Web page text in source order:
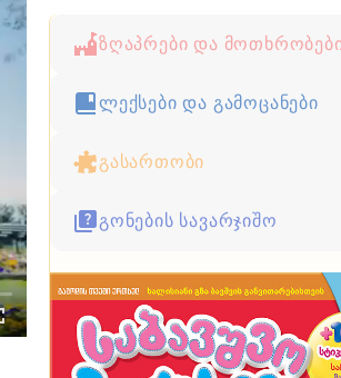
ზღაპრები და
ლექსები და გამოცანები
გასართობი
გონების სავარჯიშო